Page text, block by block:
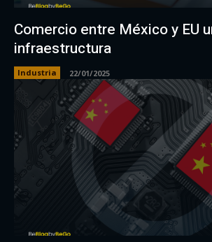
Comercio entre México y EU
infraestructura
Industria 22/01/2025